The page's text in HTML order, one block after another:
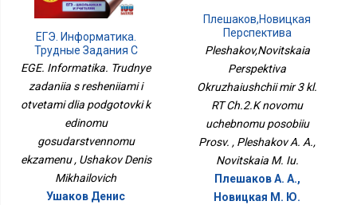
ЕГЭ. Информатика.
Трудные Задания С
Решениями И Ответами
Единому
Государственному
Экзамену
EGE. Informatika. Trudnye
zadaniia s resheniiami i
otvetami dlia podgotovki k
edinomu
gosudarstvennomu
ekzamenu , Ushakov Denis
Mikhailovich
Ушаков Денис
Плешаков,Новицкая
Перспектива
Окружающий Мир 3 Кл.
РТ Ч.2.К Новому
Учебному Пособию
Просв.
Pleshakov,Novitskaia
Perspektiva
Okruzhaiushchii mir 3 kl.
RT Ch.2.K novomu
uchebnomu posobiiu
Prosv. , Pleshakov A. A.,
Novitskaia M. Iu.
Плешаков А. А.,
Новицкая М. Ю.